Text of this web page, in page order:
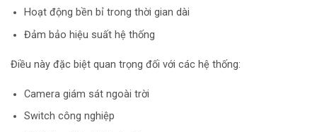
Hoạt động bền bỉ trong thời gian dài
Đảm bảo hiệu suất hệ thống
Điều này đặc biệt quan trọng đối với các hệ thống:
Camera giám sát ngoài trời
Switch công nghiệp